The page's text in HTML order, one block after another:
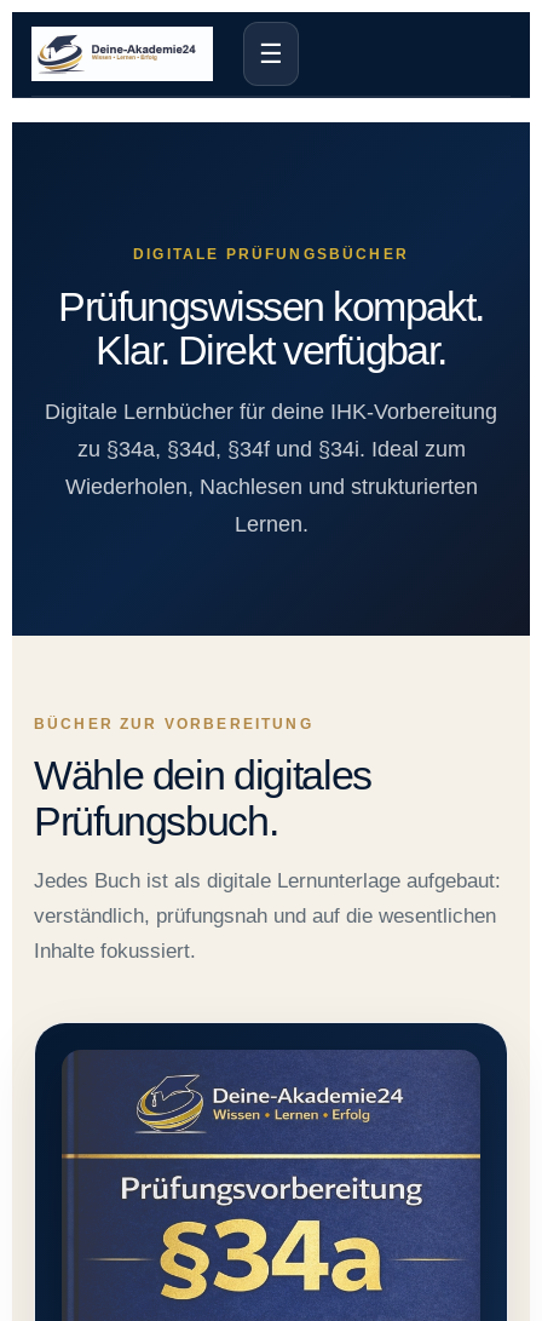
☰
DIGITALE PRÜFUNGSBÜCHER
Prüfungswissen kompakt.
Klar. Direkt verfügbar.
Digitale Lernbücher für deine IHK-Vorbereitung
zu §34a, §34d, §34f und §34i. Ideal zum
Wiederholen, Nachlesen und strukturierten
Lernen.
BÜCHER ZUR VORBEREITUNG
Wähle dein digitales
Prüfungsbuch.
Jedes Buch ist als digitale Lernunterlage aufgebaut:
verständlich, prüfungsnah und auf die wesentlichen
Inhalte fokussiert.